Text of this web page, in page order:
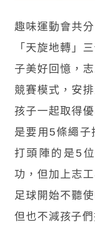
趣味運動會共
「天旋地轉」
子美好回憶，
競賽模式，安
孩子一起取得
是要用5條繩子
打頭陣的是5
功，但加上志
足球開始不聽
但也不減孩子